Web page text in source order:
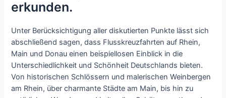
erkunden.
Unter Berücksichtigung aller diskutierten Punkte lässt sich
abschließend sagen, dass Flusskreuzfahrten auf Rhein,
Main und Donau einen beispiellosen Einblick in die
Unterschiedlichkeit und Schönheit Deutschlands bieten.
Von historischen Schlössern und malerischen Weinbergen
am Rhein, über charmante Städte am Main, bis hin zu